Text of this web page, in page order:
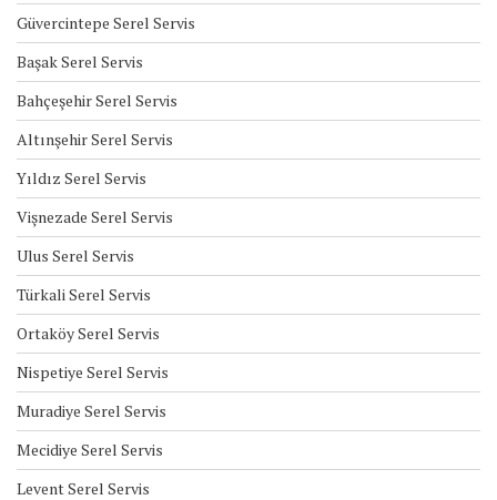
Güvercintepe Serel Servis
Başak Serel Servis
Bahçeşehir Serel Servis
Altınşehir Serel Servis
Yıldız Serel Servis
Vişnezade Serel Servis
Ulus Serel Servis
Türkali Serel Servis
Ortaköy Serel Servis
Nispetiye Serel Servis
Muradiye Serel Servis
Mecidiye Serel Servis
Levent Serel Servis